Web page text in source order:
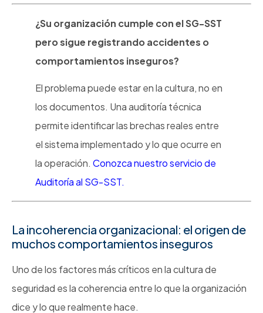
¿Su organización cumple con el SG-SST
pero sigue registrando accidentes o
comportamientos inseguros?
El problema puede estar en la cultura, no en
los documentos. Una auditoría técnica
permite identificar las brechas reales entre
el sistema implementado y lo que ocurre en
la operación. Conozca nuestro servicio de
Auditoría al SG-SST.
La incoherencia organizacional: el origen de
muchos comportamientos inseguros
Uno de los factores más críticos en la cultura de
seguridad es la coherencia entre lo que la organización
dice y lo que realmente hace.